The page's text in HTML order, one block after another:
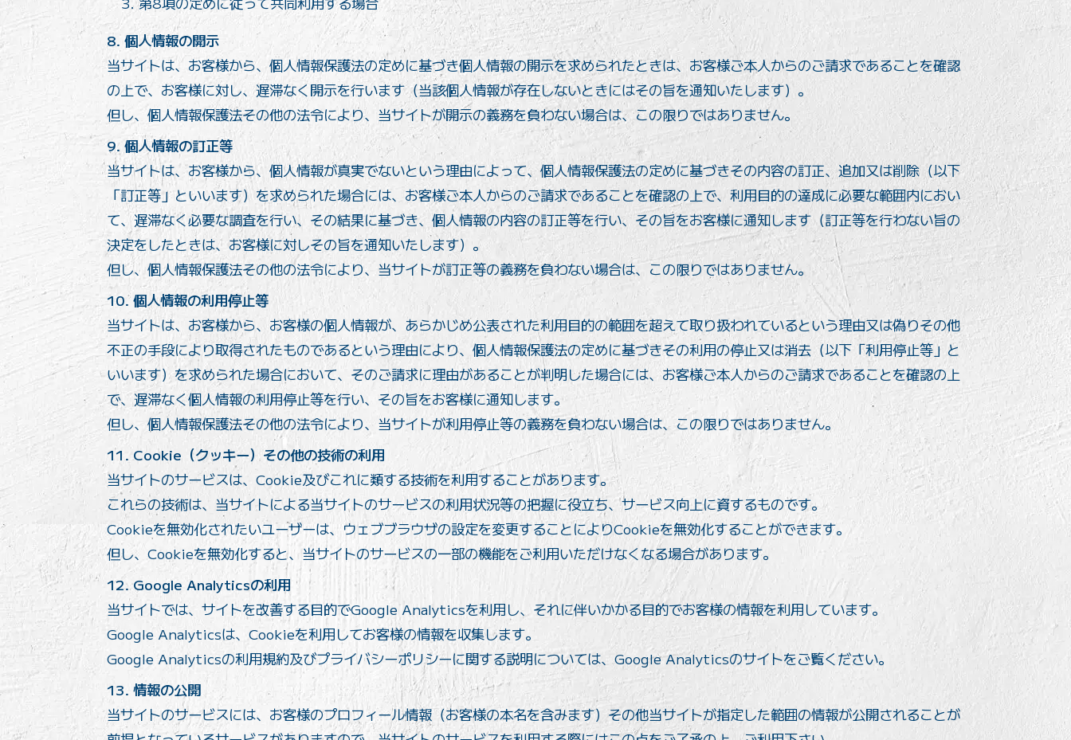
8. 個人情報の開示
当サイトは、お客様から、個人情報保護法の定めに基づき個人情報の開示を求められたときは、お客様ご本人からのご請求であることを確認
の上で、お客様に対し、遅滞なく開示を行います（当該個人情報が存在しないときにはその旨を通知いたします）。
但し、個人情報保護法その他の法令により、当サイトが開示の義務を負わない場合は、この限りではありません。
9. 個人情報の訂正等
当サイトは、お客様から、個人情報が真実でないという理由によって、個人情報保護法の定めに基づきその内容の訂正、追加又は削除（以下
「訂正等」といいます）を求められた場合には、お客様ご本人からのご請求であることを確認の上で、利用目的の達成に必要な範囲内におい
て、遅滞なく必要な調査を行い、その結果に基づき、個人情報の内容の訂正等を行い、その旨をお客様に通知します（訂正等を行わない旨の
決定をしたときは、お客様に対しその旨を通知いたします）。
但し、個人情報保護法その他の法令により、当サイトが訂正等の義務を負わない場合は、この限りではありません。
10. 個人情報の利用停止等
当サイトは、お客様から、お客様の個人情報が、あらかじめ公表された利用目的の範囲を超えて取り扱われているという理由又は偽りその他
不正の手段により取得されたものであるという理由により、個人情報保護法の定めに基づきその利用の停止又は消去（以下「利用停止等」と
いいます）を求められた場合において、そのご請求に理由があることが判明した場合には、お客様ご本人からのご請求であることを確認の上
で、遅滞なく個人情報の利用停止等を行い、その旨をお客様に通知します。
但し、個人情報保護法その他の法令により、当サイトが利用停止等の義務を負わない場合は、この限りではありません。
11. Cookie（クッキー）その他の技術の利用
当サイトのサービスは、Cookie及びこれに類する技術を利用することがあります。
これらの技術は、当サイトによる当サイトのサービスの利用状況等の把握に役立ち、サービス向上に資するものです。
Cookieを無効化されたいユーザーは、ウェブブラウザの設定を変更することによりCookieを無効化することができます。
但し、Cookieを無効化すると、当サイトのサービスの一部の機能をご利用いただけなくなる場合があります。
12. Google Analyticsの利用
当サイトでは、サイトを改善する目的でGoogle Analyticsを利用し、それに伴いかかる目的でお客様の情報を利用しています。
Google Analyticsは、Cookieを利用してお客様の情報を収集します。
Google Analyticsの利用規約及びプライバシーポリシーに関する説明については、Google Analyticsのサイトをご覧ください。
13. 情報の公開
当サイトのサービスには、お客様のプロフィール情報（お客様の本名を含みます）その他当サイトが指定した範囲の情報が公開されることが